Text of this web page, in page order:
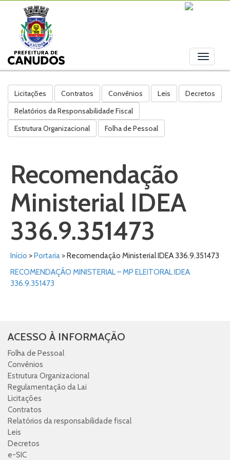
Toggle
Licitações Contratos Convênios Leis
Decretos
Relatórios da Responsabilidade Fiscal
Estrutura Organizacional
Folha de Pessoal
Recomendação
Ministerial IDEA
336.9.351473
Início >Portaria > Recomendação Ministerial IDEA 336.9.351473
RECOMENDAÇÃO MINISTERIAL – MP ELEITORAL IDEA
336.9.351473
ACESSO À INFORMAÇÃO
Folha de Pessoal
Convênios
Estrutura Organizacional
Regulamentação da Lai
Licitações
Contratos
Relatórios da responsabilidade fiscal
Leis
Decretos
e-SIC